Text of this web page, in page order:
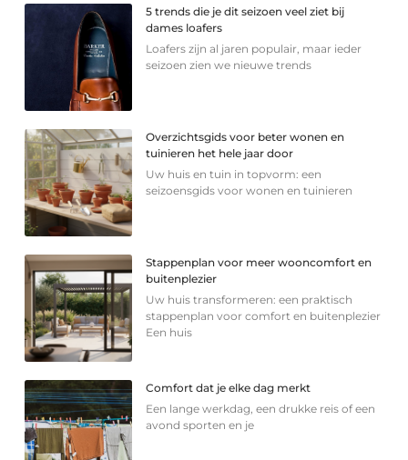
5 trends die je dit seizoen veel ziet bij
dames loafers
Loafers zijn al jaren populair, maar ieder
seizoen zien we nieuwe trends
Overzichtsgids voor beter wonen en
tuinieren het hele jaar door
Uw huis en tuin in topvorm: een
seizoensgids voor wonen en tuinieren
Stappenplan voor meer wooncomfort en
buitenplezier
Uw huis transformeren: een praktisch
stappenplan voor comfort en buitenplezier
Een huis
Comfort dat je elke dag merkt
Een lange werkdag, een drukke reis of een
avond sporten en je